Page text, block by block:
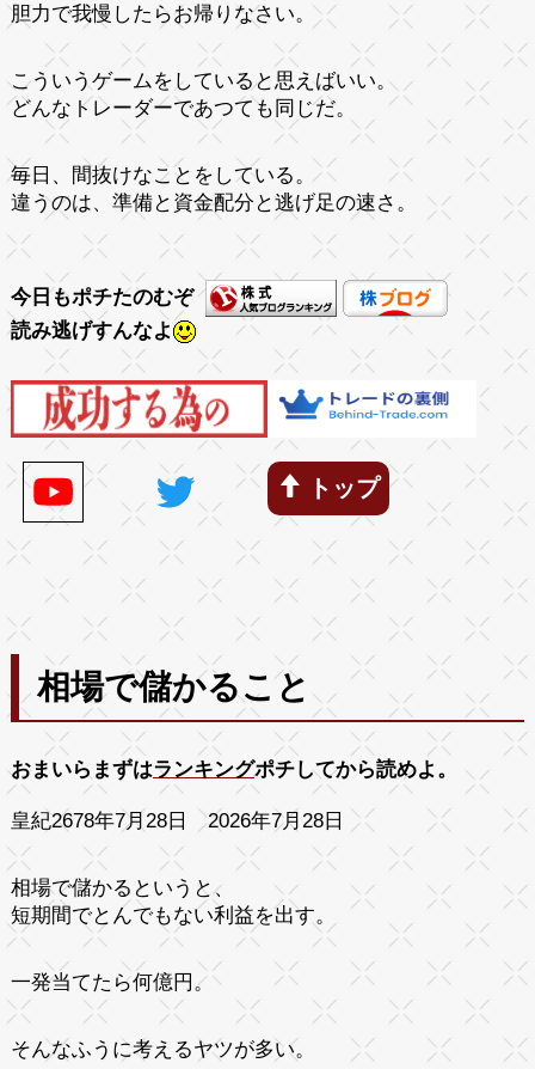
胆力で我慢したらお帰りなさい。
こういうゲームをしていると思えばいい。
どんなトレーダーであつても同じだ。
毎日、間抜けなことをしている。
違うのは、準備と資金配分と逃げ足の速さ。
今日もポチたのむぞ
読み逃げすんなよ
トップ
相場で儲かること
おまいらまずはランキングポチしてから読めよ。
皇紀2678年7月28日 2026年7月28日
相場で儲かるというと、
短期間でとんでもない利益を出す。
一発当てたら何億円。
そんなふうに考えるヤツが多い。